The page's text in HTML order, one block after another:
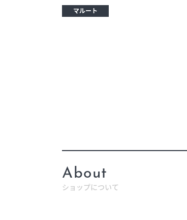
マルート
About
ショップについて